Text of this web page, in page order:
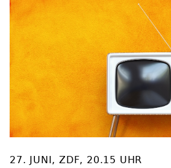
27. JUNI, ZDF, 20.15 UHR